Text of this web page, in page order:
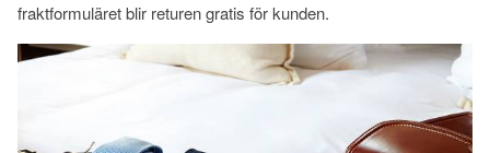
fraktformuläret blir returen gratis för kunden.